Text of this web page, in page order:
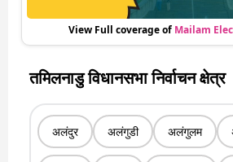
View Full coverage of Mailam
तमिलनाडु विधानसभा निर्वाचन क्षेत्र
अलंदुर अलंगुडी अलंगुलम